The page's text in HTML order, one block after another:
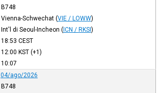
B748
Vienna-Schwechat (VIE / LOWW)
Int'l di Seoul-Incheon (ICN / RKSI)
18:53 CEST
12:00 KST(+1)
10:07
04/ago/2026
B748